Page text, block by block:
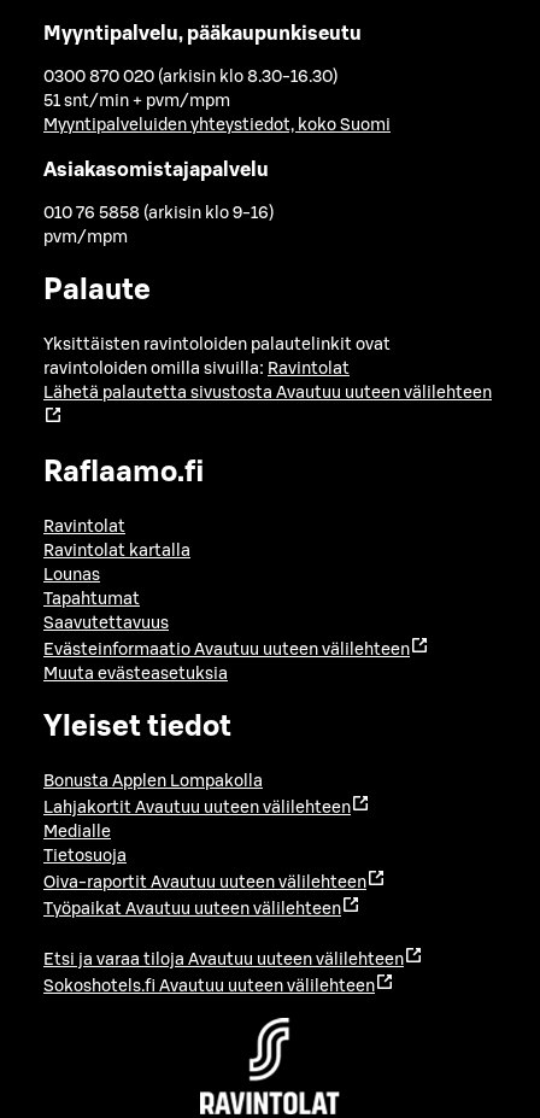
Myyntipalvelu, pääkaupunkiseutu
0300 870 020 (arkisin klo 8.30-16.30)
51 snt/min + pvm/mpm
Myyntipalveluiden yhteystiedot, koko Suomi
Asiakasomistajapalvelu
010 76 5858 (arkisin klo 9-16)
pvm/mpm
Palaute
Yksittäisten ravintoloiden palautelinkit ovat
ravintoloiden omilla sivuilla: Ravintolat
Lähetä palautetta sivustosta Avautuu uuteen välilehteen
Raflaamo.fi
Ravintolat
Ravintolat kartalla
Lounas
Tapahtumat
Saavutettavuus
Evästeinformaatio Avautuu uuteen välilehteen
Muuta evästeasetuksia
Yleiset tiedot
Bonusta Applen Lompakolla
Lahjakortit Avautuu uuteen välilehteen
Medialle
Tietosuoja
Oiva-raportit Avautuu uuteen välilehteen
Työpaikat Avautuu uuteen välilehteen
Etsi ja varaa tiloja Avautuu uuteen välilehteen
Sokoshotels.fi Avautuu uuteen välilehteen